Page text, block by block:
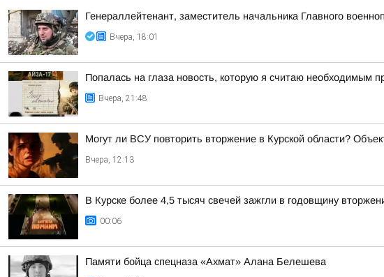
Генераллейтенант, заместитель начальника Главного
Вчера, 18:01
Попалась на глаза новость, которую я считаю необходимым
Вчера, 21:48
Могут ли ВСУ повторить вторжение в Курской области?
Вчера, 12:13
В Курске более 4,5 тысяч свечей зажгли в годовщину
00:06
Памяти бойца спецназа «Ахмат» Алана Белешева